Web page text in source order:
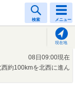
検索 メニュー
現在地
08日09:00現在
約100kmを北西に進ん